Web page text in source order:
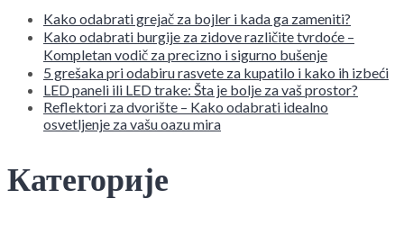
Kako odabrati grejač za bojler i kada ga zameniti?
Kako odabrati burgije za zidove različite tvrdoće –
Kompletan vodič za precizno i sigurno bušenje
5 grešaka pri odabiru rasvete za kupatilo i kako ih izbeći
LED paneli ili LED trake: Šta je bolje za vaš prostor?
Reflektori za dvorište – Kako odabrati idealno
osvetljenje za vašu oazu mira
Категорије